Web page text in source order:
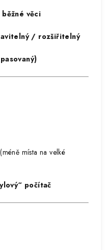
věci
/ rozšiřitelný
(méně místa na velké
počítač